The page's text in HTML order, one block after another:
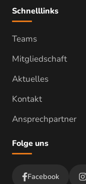
Schnelllinks
Teams
Mitgliedschaft
Aktuelles
Kontakt
Ansprechpartner
Folge uns
Facebook